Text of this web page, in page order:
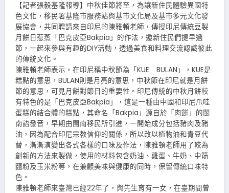
【記者張毅基隆報導】中秋佳節將至，為讓新住民體驗異國特
色文化，移民署基隆巿服務站與基巿文化局及基巿多元文化發
展協會，共同聘請來自印尼的陳雅頓老師，傳授印尼傳統豆製
月餅日惹蒸「巴克皮亞Bakpia」的作法，邀新住民們提早過
節，一起來參與有趣的DIY活動，透過美食和料理交流認識彼此
的傳統文化。
陳雅頓老師表示，在印尼稱中秋節為「KUE BULAN」，KUE是
糕點的意思，BULAN則是月亮的意思，中秋節在印尼就是月餅
節的意思，可見月餅對節日的重要性。印尼傳統的中秋月餅較
有特色的是「巴克皮亞Bakpia」，這是一種由中國和印尼爪哇
蛋糕的結合體的糕點，其命名「Bakpia」源自於「肉餅」的閩
南語發音，早期由閩南移民所引進，一開始成分包括豬肉及豬
油，因為配合印尼宗教信仰的關係，所以改以植物油和青豆代
替，漸漸演變出各式各樣的口味及作法，陳雅頓老師用了較為
創新的方法來製做，使用的材料包含奶油、雞蛋、牛奶、中筋
麵粉及玉米粉等，在兼顧美味與健康的同時，保留傳統口味特
色。
陳雅頓老師來臺灣已經22年了，與先生育有一女，在臺期間曾